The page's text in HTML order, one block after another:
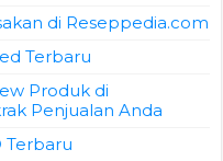
di Reseppedia.com
Terbaru
Produk di
Penjualan Anda
Terbaru